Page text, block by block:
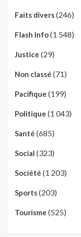
Faits divers(246)
Flash Info(1 548)
Justice (29)
Non classé (71)
Pacifique (199)
Politique (1 043)
Santé (685)
Social (323)
Société (1 203)
Sports(203)
Tourisme (525)